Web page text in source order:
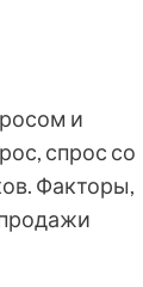
и
спрос со
Факторы,